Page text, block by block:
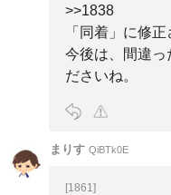
>>1838
「同着」に修
今後は、間違っ
ださいね。
まりす QiBTk0E
[1861]